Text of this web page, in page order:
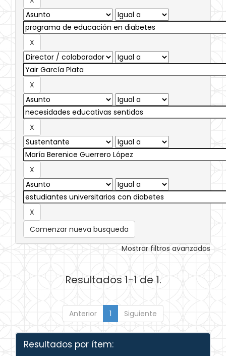
Comenzar nueva busqueda
Mostrar filtros avanzados
Resultados 1-1 de 1.
Anterior 1 Siguiente
Resultados por ítem: